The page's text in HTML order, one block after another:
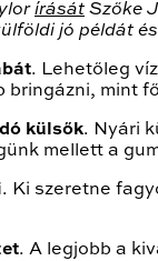
írását Szőke
jó példát
. Lehetőleg
bringázni, mint
külsők. Nyári
mellett a
. Ki szeretne
. A legjobb a